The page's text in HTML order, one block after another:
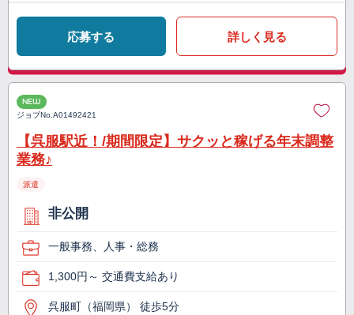
応募する 詳しく見る
NEW
ジョブNo.A01492421
【呉服駅近！/期間限定】サクッと稼げる年末調整
業務♪
派遣
非公開
一般事務、人事・総務
1,300円～ 交通費支給あり
呉服町（福岡県） 徒歩5分